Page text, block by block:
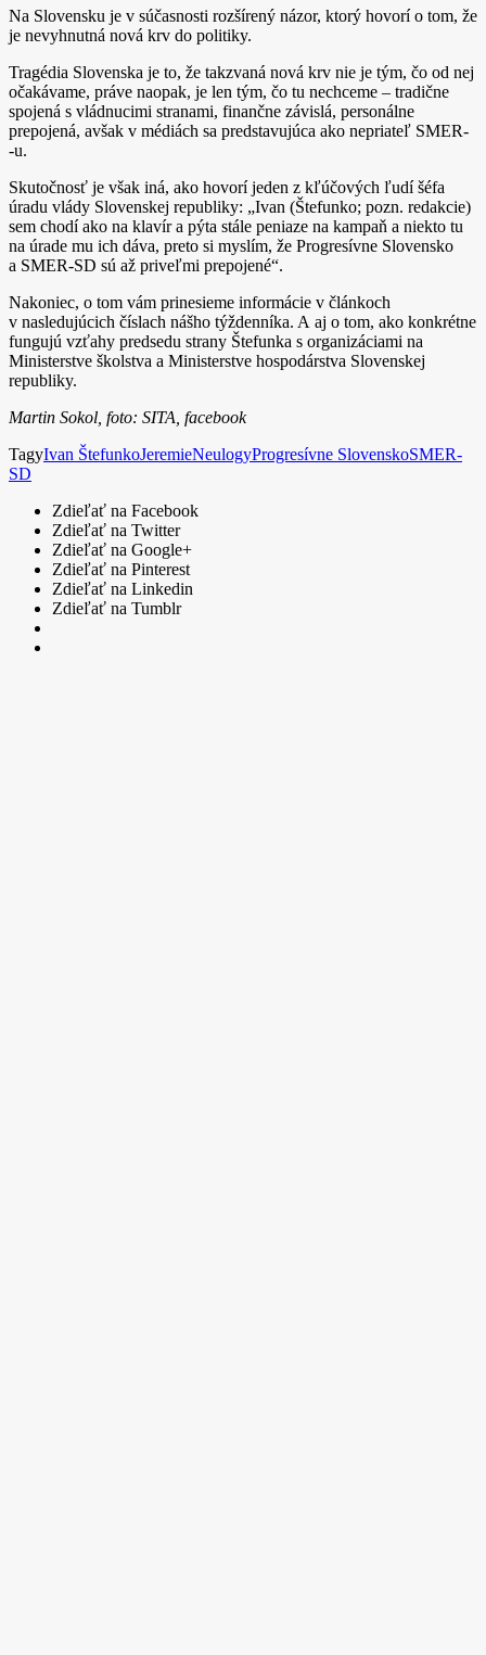
Na Slovensku je v súčasnosti rozšírený názor, ktorý hovorí o tom, že
je nevyhnutná nová krv do politiky.
Tragédia Slovenska je to, že takzvaná nová krv nie je tým, čo od nej
očakávame, práve naopak, je len tým, čo tu nechceme – tradične
spojená s vládnucimi stranami, finančne závislá, personálne
prepojená, avšak v médiách sa predstavujúca ako nepriateľ SMER­
‑u.
Skutočnosť je však iná, ako hovorí jeden z kľúčových ľudí šéfa
úradu vlády Slovenskej republiky: „Ivan (Štefunko; pozn. redakcie)
sem chodí ako na klavír a pýta stále peniaze na kampaň a niekto tu
na úrade mu ich dáva, preto si myslím, že Progresívne Slovensko
a SMER­‑SD sú až priveľmi prepojené“.
Nakoniec, o tom vám prinesieme informácie v článkoch
v nasledujúcich číslach nášho týždenníka. A aj o tom, ako konkrétne
fungujú vzťahy predsedu strany Štefunka s organizáciami na
Ministerstve školstva a Ministerstve hospodárstva Slovenskej
republiky.
Martin Sokol, foto: SITA, facebook
TagyIvan ŠtefunkoJeremieNeulogyProgresívne SlovenskoSMER-
SD
Zdieľať na Facebook
Zdieľať na Twitter
Zdieľať na Google+
Zdieľať na Pinterest
Zdieľať na Linkedin
Zdieľať na Tumblr